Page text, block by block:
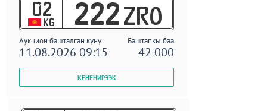
02
KG 222 ZRO
Аукцион башталган күнү Баштапкы баа
11.08.2026 09:15 42 000